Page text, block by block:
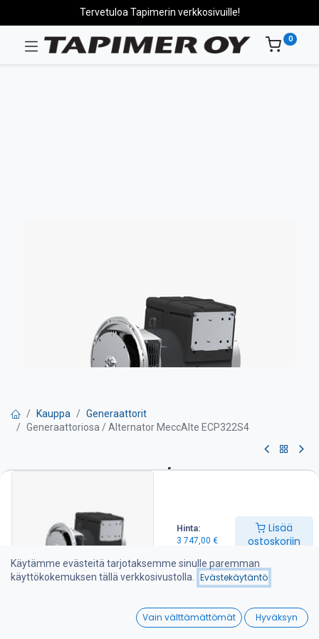
Hinta:
3 747,00 €
Lisää
ostoskoriin
Wishlist
Tervetuloa Tapimerin verkkosivuille!
0
Kauppa
Generaattorit
Generaattoriosa / Alternator MeccAlte ECP322S4
Generaattoriosa / Alternator
Pyydä tarjous
Teho 45 kVA / 49,5 kVA
SAE3 / 11 sovite
Käytämme evästeitä tarjotaksemme sinulle paremman
käyttökokemuksen tällä verkkosivustolla.
Evästekäytäntö
Vain välttämättömät Hyväksyn